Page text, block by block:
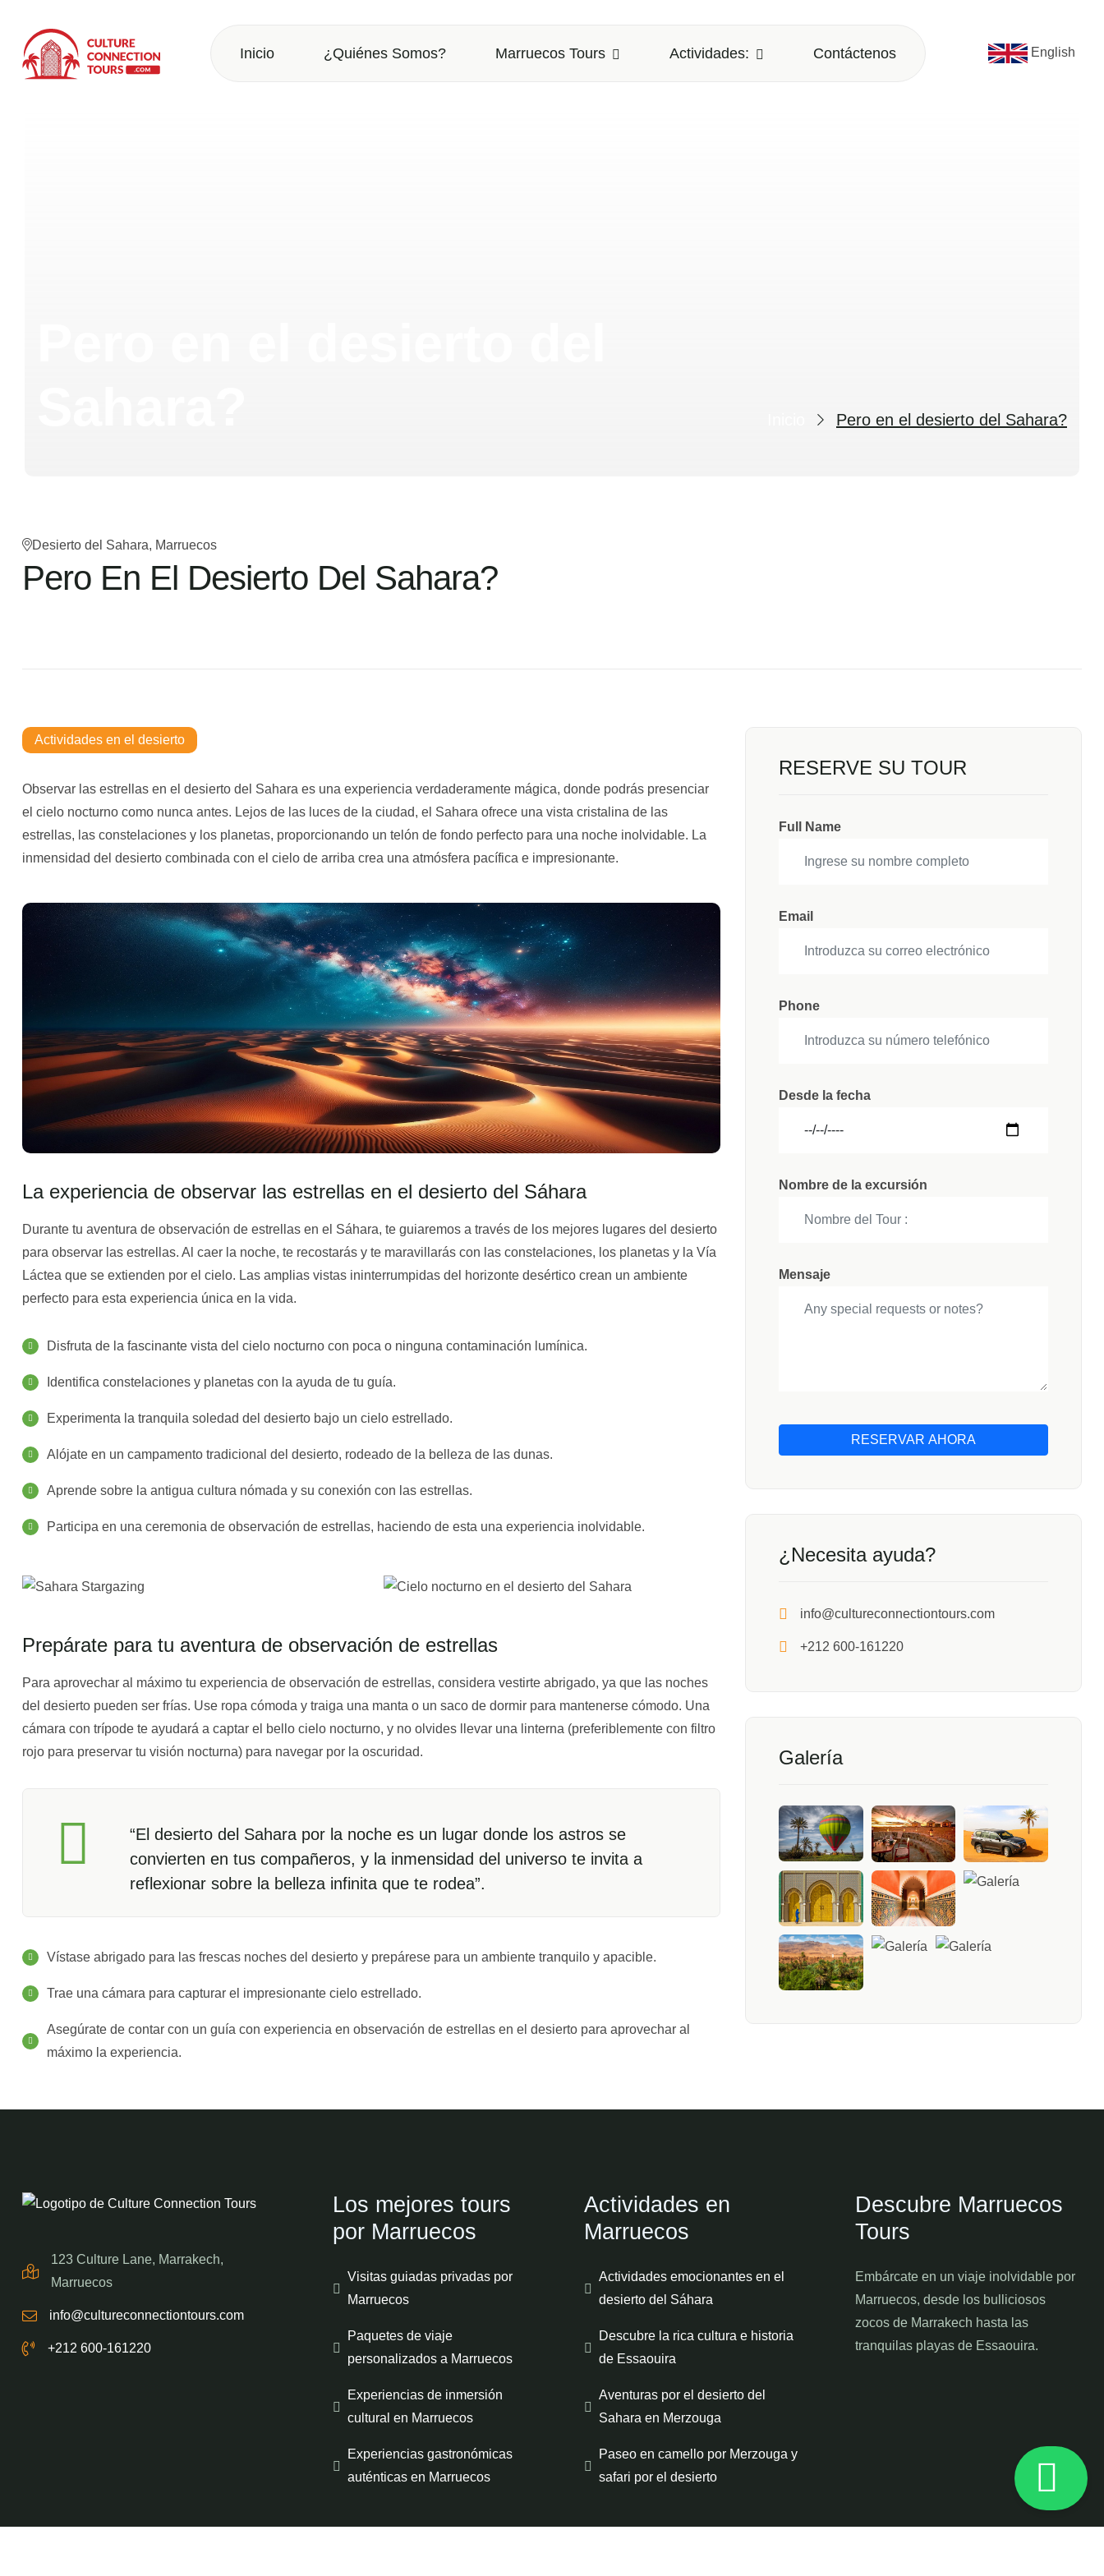
Inicio ¿Quiénes Somos? Marruecos Tours Actividades: Contáctenos English
Pero en el desierto del Sahara?
Desierto del Sahara, Marruecos
Pero En El Desierto Del Sahara?
Actividades en el desierto
Observar las estrellas en el desierto del Sahara es una experiencia verdaderamente mágica, donde podrás presenciar
el cielo nocturno como nunca antes. Lejos de las luces de la ciudad, el Sahara ofrece una vista cristalina de las
estrellas, las constelaciones y los planetas, proporcionando un telón de fondo perfecto para una noche inolvidable. La
inmensidad del desierto combinada con el cielo de arriba crea una atmósfera pacífica e impresionante.
La experiencia de observar las estrellas en el desierto del Sáhara
Durante tu aventura de observación de estrellas en el Sáhara, te guiaremos a través de los mejores lugares del desierto
para observar las estrellas. Al caer la noche, te recostarás y te maravillarás con las constelaciones, los planetas y la Vía
Láctea que se extienden por el cielo. Las amplias vistas ininterrumpidas del horizonte desértico crean un ambiente
perfecto para esta experiencia única en la vida.
Disfruta de la fascinante vista del cielo nocturno con poca o ninguna contaminación lumínica.
Identifica constelaciones y planetas con la ayuda de tu guía.
Experimenta la tranquila soledad del desierto bajo un cielo estrellado.
Alójate en un campamento tradicional del desierto, rodeado de la belleza de las dunas.
Aprende sobre la antigua cultura nómada y su conexión con las estrellas.
Participa en una ceremonia de observación de estrellas, haciendo de esta una experiencia inolvidable.
Prepárate para tu aventura de observación de estrellas
Para aprovechar al máximo tu experiencia de observación de estrellas, considera vestirte abrigado, ya que las noches
del desierto pueden ser frías. Use ropa cómoda y traiga una manta o un saco de dormir para mantenerse cómodo. Una
cámara con trípode te ayudará a captar el bello cielo nocturno, y no olvides llevar una linterna (preferiblemente con filtro
rojo para preservar tu visión nocturna) para navegar por la oscuridad.
“El desierto del Sahara por la noche es un lugar donde los astros se
convierten en tus compañeros, y la inmensidad del universo te invita a
reflexionar sobre la belleza infinita que te rodea”.
Vístase abrigado para las frescas noches del desierto y prepárese para un ambiente tranquilo y apacible.
Trae una cámara para capturar el impresionante cielo estrellado.
Asegúrate de contar con un guía con experiencia en observación de estrellas en el desierto para aprovechar al
máximo la experiencia.
RESERVE SU TOUR
Full Name
Email
Phone
Desde la fecha
Nombre de la excursión
Mensaje
RESERVAR AHORA
¿Necesita ayuda?
info@cultureconnectiontours.com
+212 600-161220
Galería
123 Culture Lane, Marrakech,
Marruecos
info@cultureconnectiontours.com
+212 600-161220
Los mejores tours
por Marruecos
Visitas guiadas privadas por
Marruecos
Paquetes de viaje
personalizados a Marruecos
Experiencias de inmersión
cultural en Marruecos
Experiencias gastronómicas
auténticas en Marruecos
Actividades en
Marruecos
Actividades emocionantes en el
desierto del Sáhara
Descubre la rica cultura e historia
de Essaouira
Aventuras por el desierto del
Sahara en Merzouga
Paseo en camello por Merzouga y
safari por el desierto
Descubre Marruecos
Tours
Embárcate en un viaje inolvidable por
Marruecos, desde los bulliciosos
zocos de Marrakech hasta las
tranquilas playas de Essaouira.